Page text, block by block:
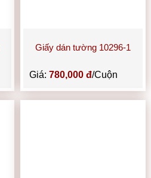
Giấy dán tường 10296-1
Giá: 780,000 đ/Cuộn